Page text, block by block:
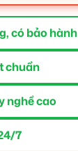
có bảo hành
chuẩn
nghề cao
7